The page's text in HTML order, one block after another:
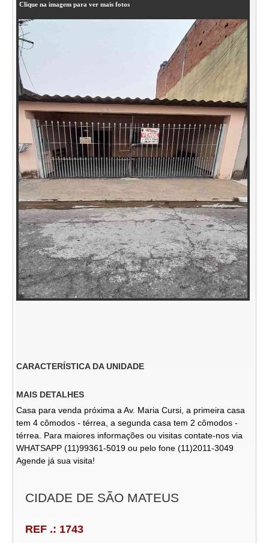
Clique na imagem para ver mais fotos
CARACTERÍSTICA DA UNIDADE
MAIS DETALHES
Casa para venda próxima a Av. Maria Cursi, a primeira casa
tem 4 cômodos - térrea, a segunda casa tem 2 cômodos -
térrea. Para maiores informações ou visitas contate-nos via
WHATSAPP (11)99361-5019 ou pelo fone (11)2011-3049
Agende já sua visita!
CIDADE DE SÃO MATEUS
REF .: 1743